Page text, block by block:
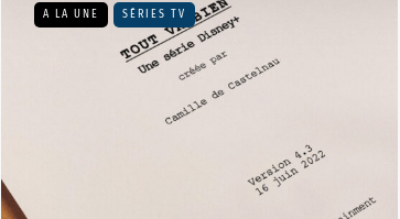
A LA UNE SÉRIES TV